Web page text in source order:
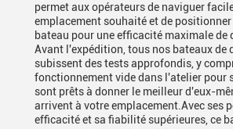
permet aux opérateurs de naviguer
emplacement souhaité et de
bateau pour une efficacité maximale de
Avant l'expédition, tous nos bateaux de
subissent des tests approfondis, y
fonctionnement vide dans l'atelier pour
sont prêts à donner le meilleur d'eux-
arrivent à votre emplacement.Avec ses
efficacité et sa fiabilité supérieures, ce